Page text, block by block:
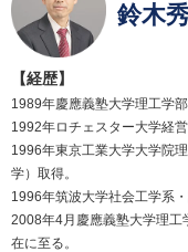
鈴木
【経歴】
1989年慶應義塾大学理工学部
1992年ロチェスター大学経
1996年東京工業大学大学院
学）取得。
1996年筑波大学社会工学系
2008年4月慶應義塾大学理工
在に至る。